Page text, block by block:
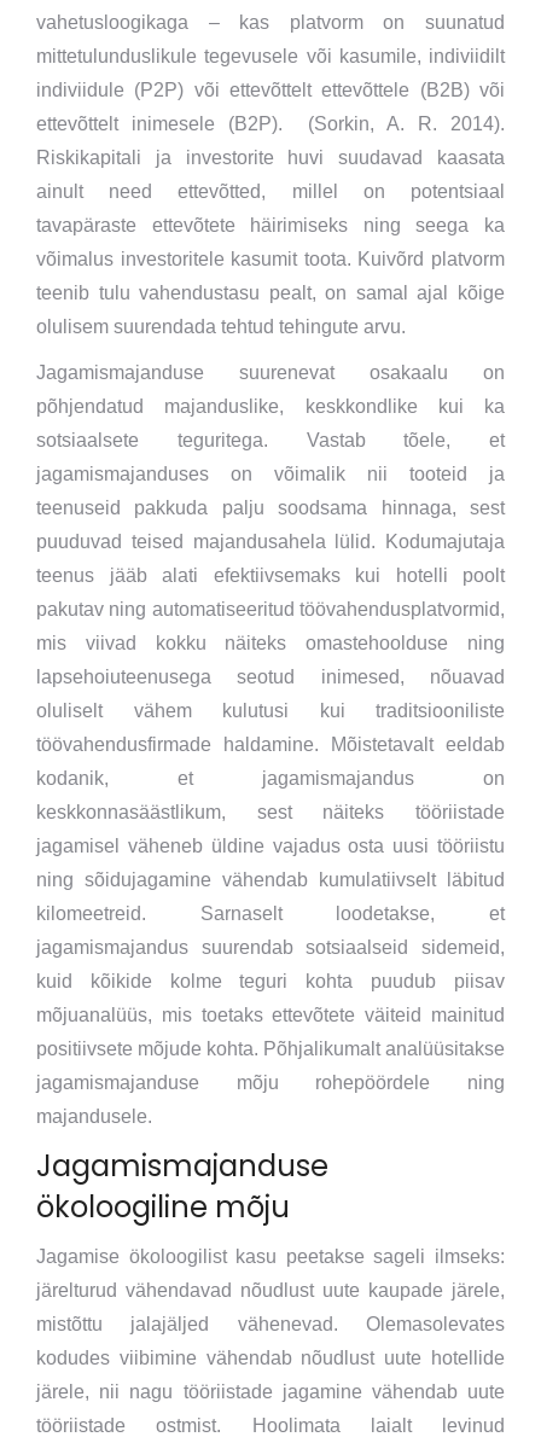
vahetusloogikaga – kas platvorm on suunatud
mittetulunduslikule tegevusele või kasumile, indiviidilt
indiviidule (P2P) või ettevõttelt ettevõttele (B2B) või
ettevõttelt inimesele (B2P). (Sorkin, A. R. 2014).
Riskikapitali ja investorite huvi suudavad kaasata
ainult need ettevõtted, millel on potentsiaal
tavapäraste ettevõtete häirimiseks ning seega ka
võimalus investoritele kasumit toota. Kuivõrd platvorm
teenib tulu vahendustasu pealt, on samal ajal kõige
olulisem suurendada tehtud tehingute arvu.
Jagamismajanduse suurenevat osakaalu on
põhjendatud majanduslike, keskkondlike kui ka
sotsiaalsete teguritega. Vastab tõele, et
jagamismajanduses on võimalik nii tooteid ja
teenuseid pakkuda palju soodsama hinnaga, sest
puuduvad teised majandusahela lülid. Kodumajutaja
teenus jääb alati efektiivsemaks kui hotelli poolt
pakutav ning automatiseeritud töövahendusplatvormid,
mis viivad kokku näiteks omastehoolduse ning
lapsehoiuteenusega seotud inimesed, nõuavad
oluliselt vähem kulutusi kui traditsiooniliste
töövahendusfirmade haldamine. Mõistetavalt eeldab
kodanik, et jagamismajandus on
keskkonnasäästlikum, sest näiteks tööriistade
jagamisel väheneb üldine vajadus osta uusi tööriistu
ning sõidujagamine vähendab kumulatiivselt läbitud
kilomeetreid. Sarnaselt loodetakse, et
jagamismajandus suurendab sotsiaalseid sidemeid,
kuid kõikide kolme teguri kohta puudub piisav
mõjuanalüüs, mis toetaks ettevõtete väiteid mainitud
positiivsete mõjude kohta. Põhjalikumalt analüüsitakse
jagamismajanduse mõju rohepöördele ning
majandusele.
Jagamismajanduse
ökoloogiline mõju
Jagamise ökoloogilist kasu peetakse sageli ilmseks:
järelturud vähendavad nõudlust uute kaupade järele,
mistõttu jalajäljed vähenevad. Olemasolevates
kodudes viibimine vähendab nõudlust uute hotellide
järele, nii nagu tööriistade jagamine vähendab uute
tööriistade ostmist. Hoolimata laialt levinud